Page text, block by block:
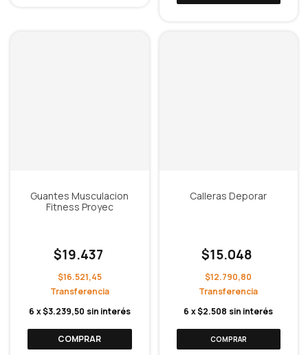
Guantes Musculacion
Fitness Proyec
$19.437
$16.521,45
6 x$3.239,50 sin interés
COMPRAR
Calleras Deporar
$15.048
$12.790,80
6 x$2.508 sin interés